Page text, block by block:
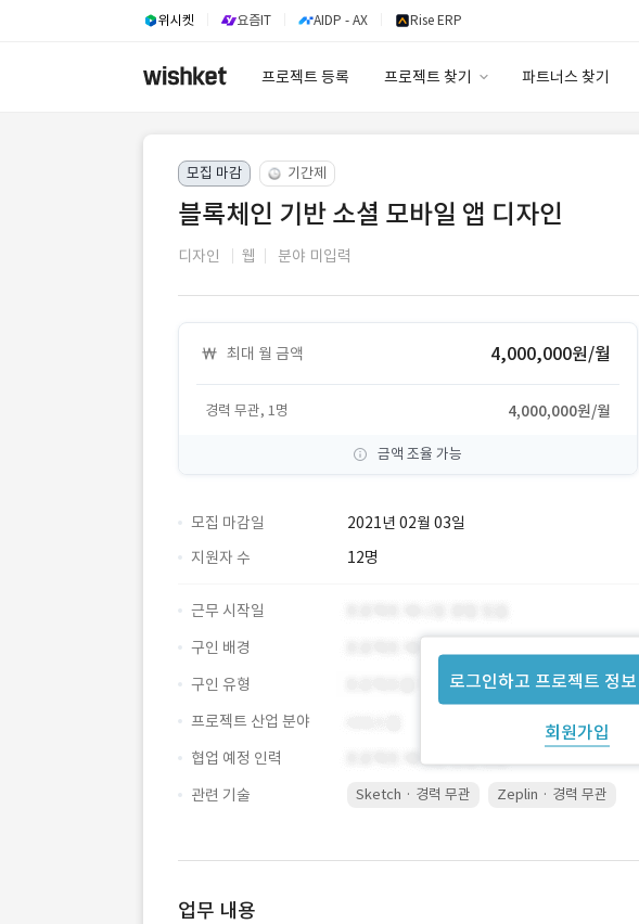
위시켓 요즘IT AIDP - AX Rise ERP
프로젝트 등록 프로젝트 찾기 파트너스 찾기
모집 마감 기간제
블록체인 기반 소셜 모바일 앱 디자인
디자인 웹 분야 미입력
최대 월 금액 4,000,000원/월
경력 무관, 1명 4,000,000원/월
금액 조율 가능
모집 마감일
2021년 02월 03일
지원자 수
12명
로그인하고 프로젝트 정
회원가입
근무 시작일
구인 배경
구인 유형
프로젝트 산업 분야
협업 예정 인력
관련 기술
Sketch · 경력 무관 Zeplin · 경력 무관
업무 내용